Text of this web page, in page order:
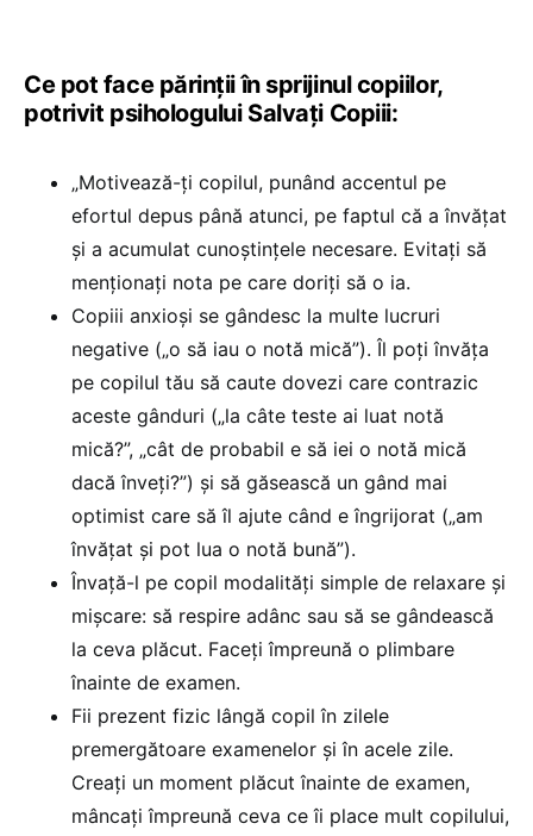
Ce pot face părinții în sprijinul copiilor,
potrivit psihologului Salvați Copiii:
„Motivează-ți copilul, punând accentul pe
efortul depus până atunci, pe faptul că a învățat
și a acumulat cunoștințele necesare. Evitați să
menționați nota pe care doriți să o ia.
Copiii anxioși se gândesc la multe lucruri
negative („o să iau o notă mică”). Îl poți învăța
pe copilul tău să caute dovezi care contrazic
aceste gânduri („la câte teste ai luat notă
mică?”, „cât de probabil e să iei o notă mică
dacă înveți?”) și să găsească un gând mai
optimist care să îl ajute când e îngrijorat („am
învățat și pot lua o notă bună”).
Învață-l pe copil modalități simple de relaxare și
mișcare: să respire adânc sau să se gândească
la ceva plăcut. Faceți împreună o plimbare
înainte de examen.
Fii prezent fizic lângă copil în zilele
premergătoare examenelor și în acele zile.
Creați un moment plăcut înainte de examen,
mâncați împreună ceva ce îi place mult copilului,